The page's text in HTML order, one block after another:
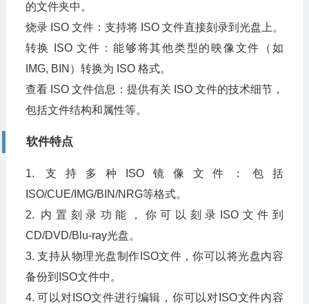
的文件夹中。
烧录 ISO 文件：支持将 ISO 文件直接刻录到光盘上。
转换 ISO 文件：能够将其他类型的映像文件（如
IMG, BIN）转换为 ISO 格式。
查看 ISO 文件信息：提供有关 ISO 文件的技术细节，
包括文件结构和属性等。
软件特点
1. 支持多种ISO镜像文件：包括
ISO/CUE/IMG/BIN/NRG等格式。
2. 内置刻录功能，你可以刻录ISO文件到
CD/DVD/Blu-ray光盘。
3. 支持从物理光盘制作ISO文件，你可以将光盘内容
备份到ISO文件中。
4. 可以对ISO文件进行编辑，你可以对ISO文件内容